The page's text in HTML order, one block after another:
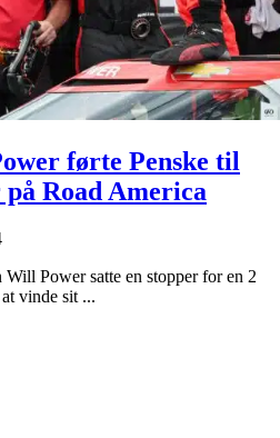
førte Penske til
Road America
Power satte en stopper for en 2
vinde sit ...